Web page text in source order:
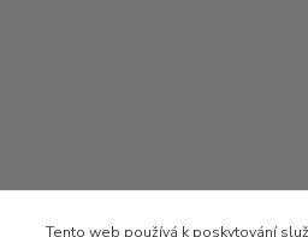
Tento web používá k poskytování